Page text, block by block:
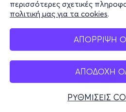
περισσότερες σχετικές
πολιτική μας για τα cookies.
ΑΠΟΡΡΙΨΗ
ΑΠΟΔΟΧΗ
ΡΥΘΜΙΣΕΙΣ
Εισιτήρια
Maria Callas
Μητροπόλεως 44,
Maria Callas Museum -